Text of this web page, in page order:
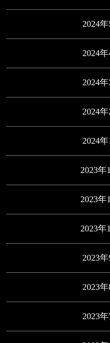
2024年
2024年
2024年
2024年
2024年
2023年
2023年
2023年
2023年
2023年
2023年